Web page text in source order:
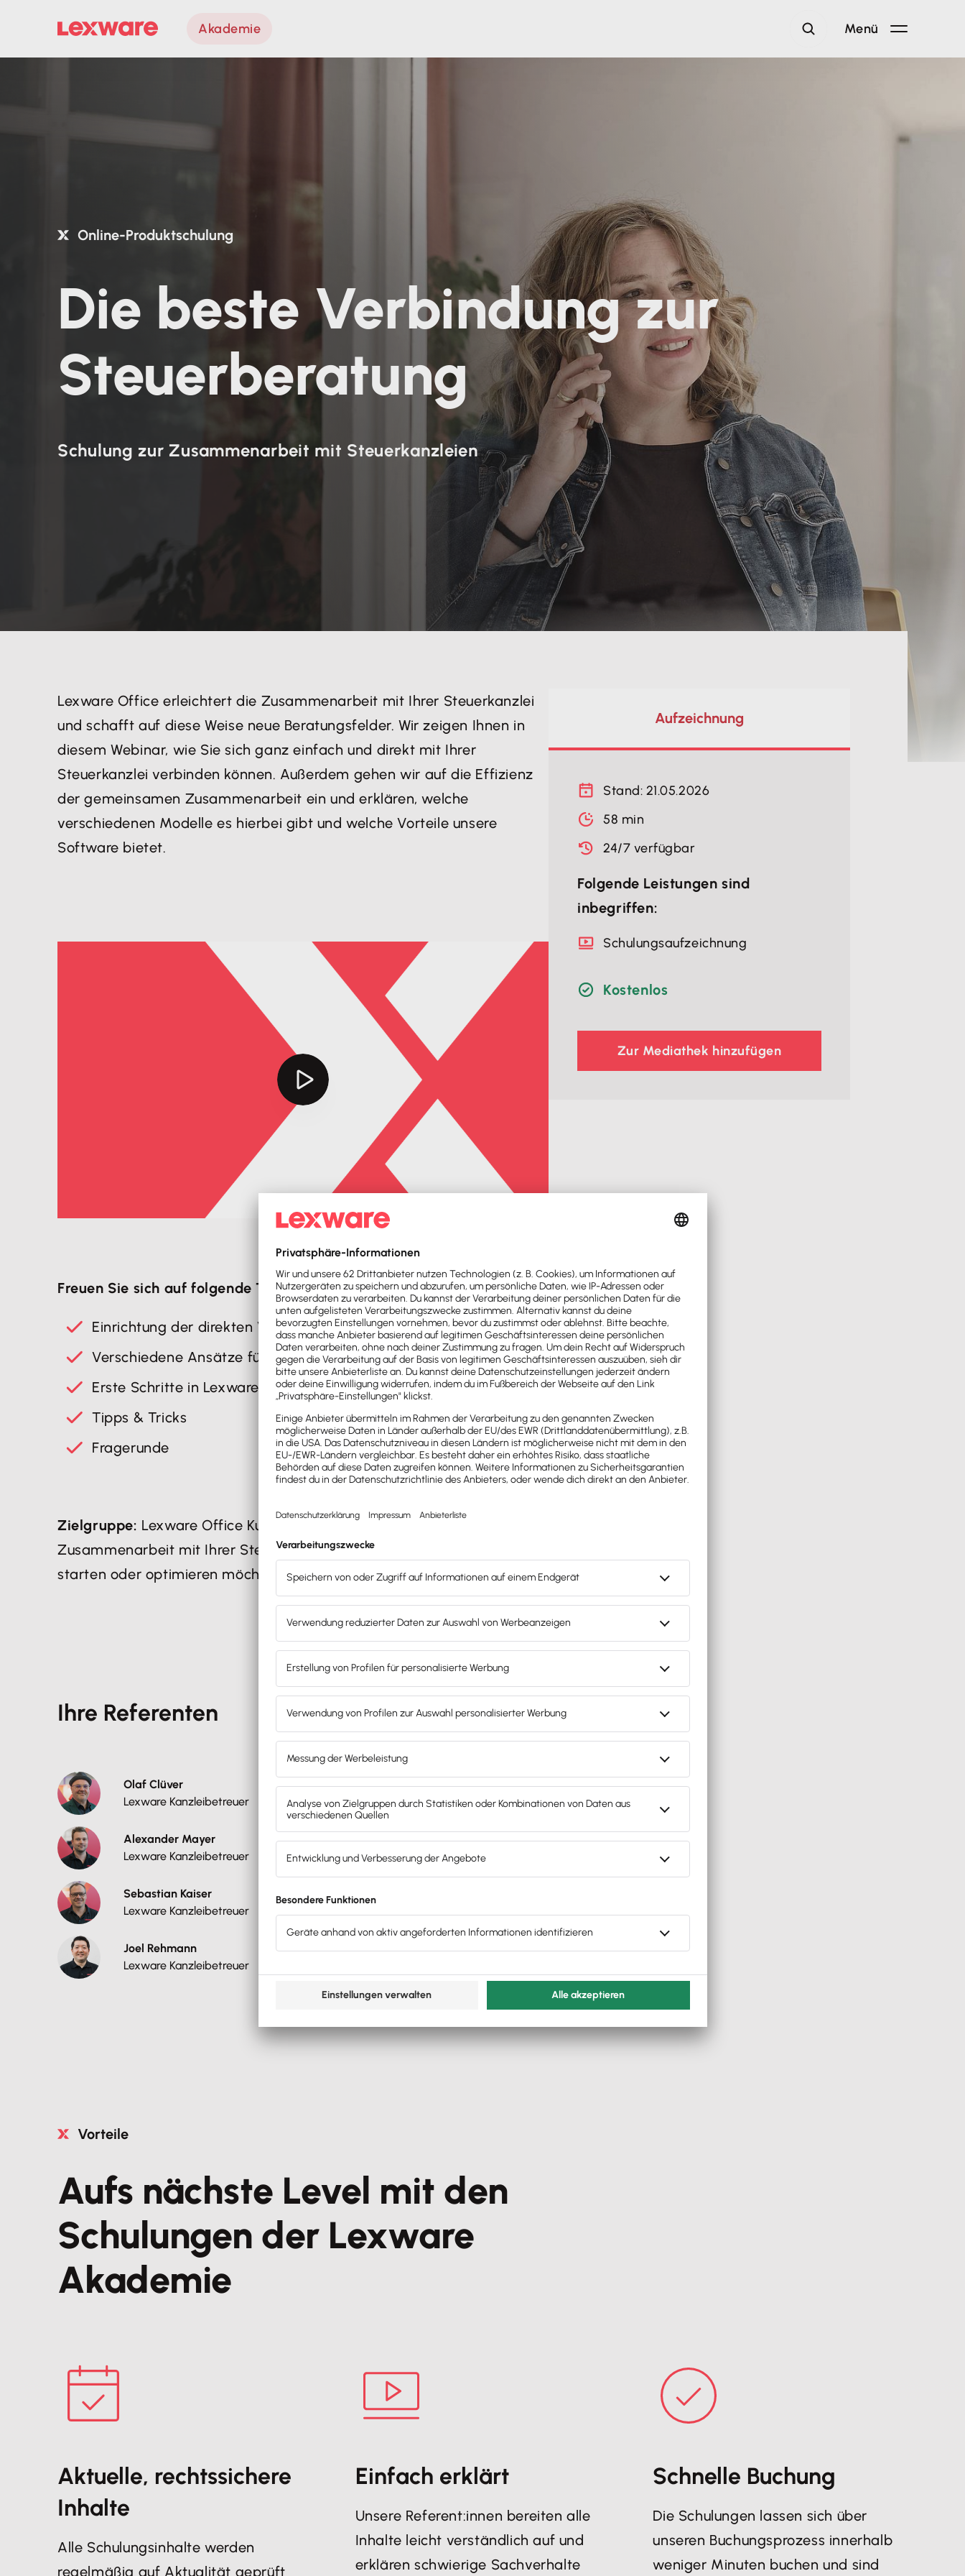
Akademie Menü
Online-Produktschulung
Die beste Verbindung zur
Steuerberatung
Schulung zur Zusammenarbeit mit Steuerkanzleien
​Lexware Office erleichtert die Zusammenarbeit mit Ihrer Steuerkanzlei
und schafft auf diese Weise neue Beratungsfelder. Wir zeigen Ihnen in
diesem Webinar, wie Sie sich ganz einfach und direkt mit Ihrer
Steuerkanzlei verbinden können. Außerdem gehen wir auf die Effizienz
der gemeinsamen Zusammenarbeit ein und erklären, welche
verschiedenen Modelle es hierbei gibt und welche Vorteile unsere
Software bietet.
Freuen Sie sich auf folgende Themenschwerpunkte:
Einrichtung der direkten Verbindung zu Ihrer Steuerkanzlei
Verschiedene Ansätze für eine erfolgreiche Zusammenarbeit
Erste Schritte in Lexware Office
Tipps & Tricks
Fragerunde
Zielgruppe: Lexware Office Kund:innen und Interessierte, die die
Zusammenarbeit mit Ihrer Steuerkanzlei direkt über Lexware Office
starten oder optimieren möchten
Ihre Referenten
Olaf Clüver
Lexware Kanzleibetreuer
Alexander Mayer
Lexware Kanzleibetreuer
Sebastian Kaiser
Lexware Kanzleibetreuer
Joel Rehmann
Lexware Kanzleibetreuer
Aufzeichnung
Stand: 21.05.2026
58 min
24/7 verfügbar
Folgende Leistungen sind
inbegriffen:
Schulungsaufzeichnung
Kostenlos
Zur Mediathek hinzufügen
Vorteile
Aufs nächste Level mit den
Schulungen der Lexware
Akademie
Aktuelle, rechtssichere
Inhalte
Alle Schulungsinhalte werden
regelmäßig auf Aktualität geprüft
Einfach erklärt
Unsere Referent:innen bereiten alle
Inhalte leicht verständlich auf und
erklären schwierige Sachverhalte
Schnelle Buchung
Die Schulungen lassen sich über
unseren Buchungsprozess innerhalb
weniger Minuten buchen und sind